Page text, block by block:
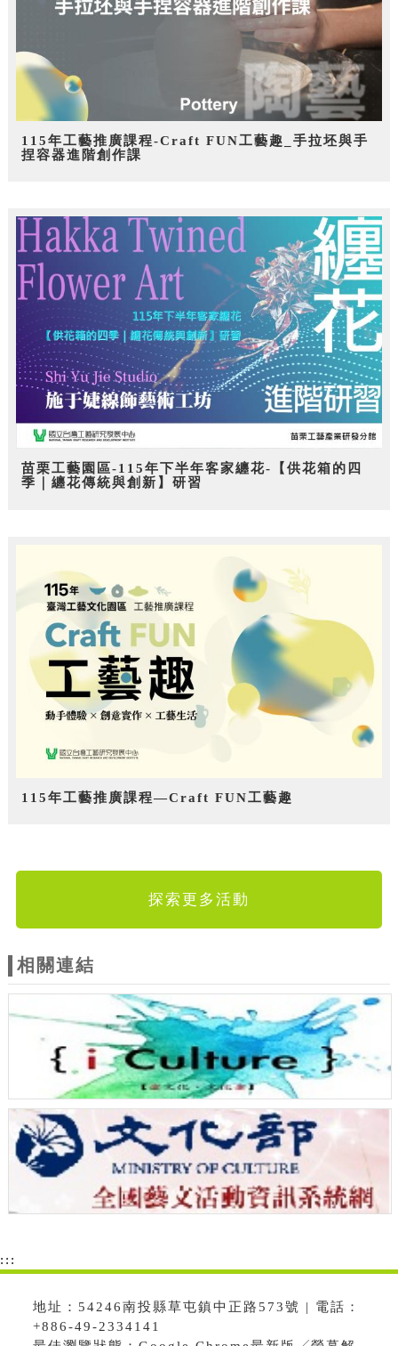
115年工藝推廣課程-Craft FUN工藝趣_手拉坯與手
捏容器進階創作課
苗栗工藝園區-115年下半年客家纏花-【供花箱的四
季｜纏花傳統與創新】研習
115年工藝推廣課程—Craft FUN工藝趣
探索更多活動
相關連結
:::
地址：54246南投縣草屯鎮中正路573號 | 電話：
+886-49-2334141